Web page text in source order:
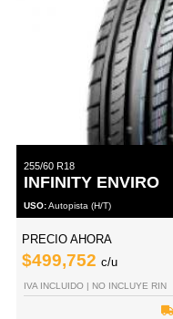
255/60 R18
INFINITY ENVIRO
USO:Autopista (H/T)
PRECIO AHORA
$499,752 c/u
IVA INCLUIDO | NO INCLUYE RIN